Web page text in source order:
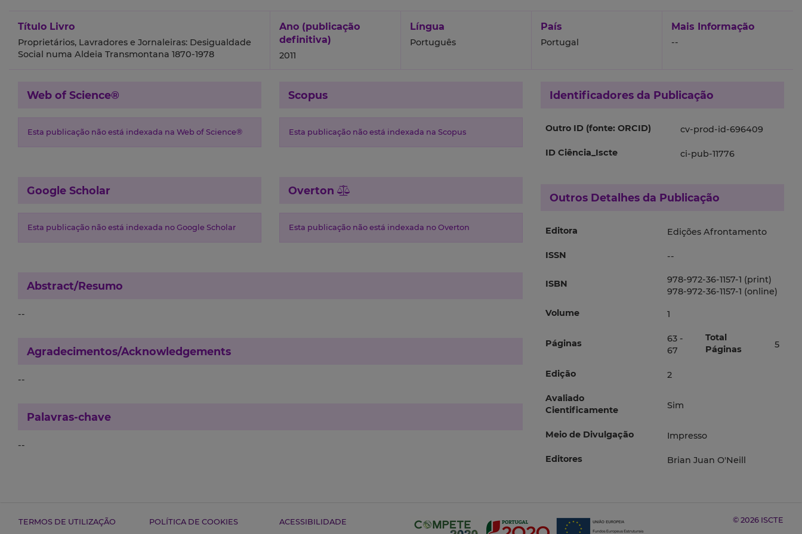
Título Livro
Proprietários, Lavradores e Jornaleiras: Desigualdade
Social numa Aldeia Transmontana 1870-1978
Ano (publicação
definitiva)
2011
Língua
Português
País
Portugal
Mais Informação
--
Web of Science®
Esta publicação não está indexada na Web of Science®
Scopus
Esta publicação não está indexada na Scopus
Google Scholar
Esta publicação não está indexada no Google Scholar
Overton
Esta publicação não está indexada no Overton
Abstract/Resumo
--
Agradecimentos/Acknowledgements
--
Palavras-chave
--
Identificadores da Publicação
Outro ID (fonte: ORCID) cv-prod-id-696409
ID Ciência_Iscte ci-pub-11776
Outros Detalhes da Publicação
Editora Edições Afrontamento
ISSN --
ISBN
978-972-36-1157-1 (print)
978-972-36-1157-1 (online)
Volume
1
Páginas
63 -
67
Total
Páginas
5
Edição 2
Avaliado
Cientificamente
Sim
Meio de Divulgação Impresso
Editores Brian Juan O'Neill
TERMOS DE UTILIZAÇÃO POLÍTICA DE COOKIES ACESSIBILIDADE © 2026 ISCTE